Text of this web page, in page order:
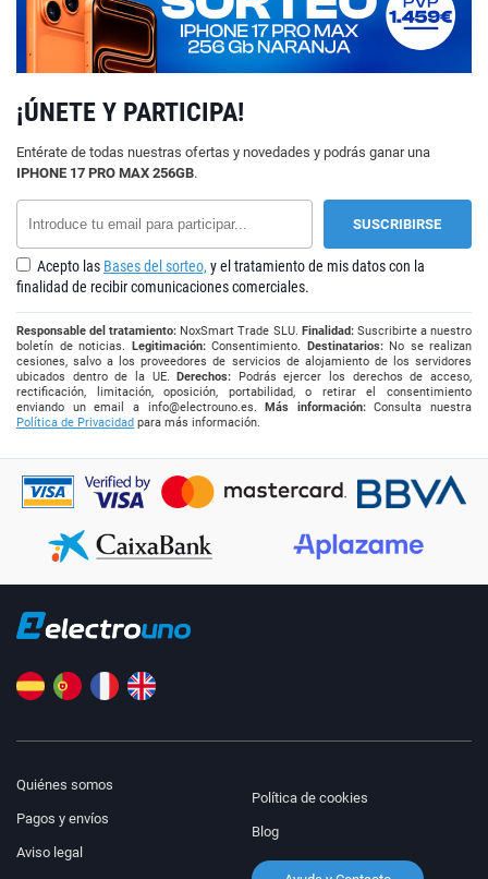
¡ÚNETE Y PARTICIPA!
Entérate de todas nuestras ofertas y novedades y podrás ganar una
IPHONE 17 PRO MAX 256GB.
Acepto las Bases del sorteo, y el tratamiento de mis datos con la
finalidad de recibir comunicaciones comerciales.
Responsable del tratamiento: NoxSmart Trade SLU. Finalidad:Suscribirte a nuestro
boletín de noticias. Legitimación:Consentimiento. Destinatarios:No se realizan
cesiones, salvo a los proveedores de servicios de alojamiento de los servidores
ubicados dentro de la UE.Derechos: Podrás ejercer los derechos de acceso,
rectificación, limitación, oposición, portabilidad, o retirar el consentimiento
enviando un email a info@electrouno.es.Más información:Consulta nuestra
Política de Privacidad para más información.
Quiénes somos
Pagos y envíos
Aviso legal
Política de cookies
Blog